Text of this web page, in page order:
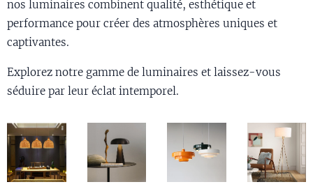
nos luminaires combinent qualité, esthétique et
performance pour créer des atmosphères uniques et
captivantes.
Explorez notre gamme de luminaires et laissez-vous
séduire par leur éclat intemporel.